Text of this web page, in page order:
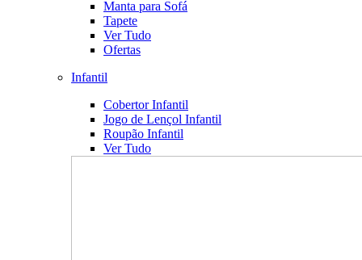
Manta para Sofá
Tapete
Ver Tudo
Ofertas
Infantil
Cobertor Infantil
Jogo de Lençol Infantil
Roupão Infantil
Ver Tudo